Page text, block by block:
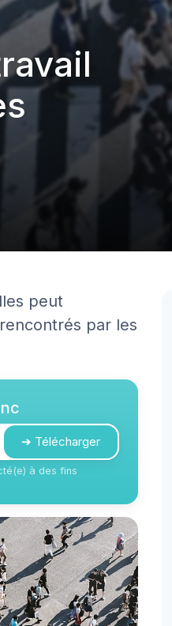
peut
par les
➔ Télécharger
à des fins